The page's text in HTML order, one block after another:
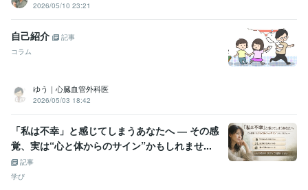
2026/05/10 23:21
自己紹介
記事
コラム
ゆう｜心臓血管外科医
2026/05/03 18:42
「私は不幸」と感じてしまうあなたへ ― その感
覚、実は“心と体からのサイン”かもしれませ...
記事
学び